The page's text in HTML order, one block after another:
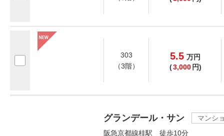
303
（3階）
5.5 万円
(3,000 円)
グランデール・サン
マンシ
阪急京都線桂駅 徒歩10分